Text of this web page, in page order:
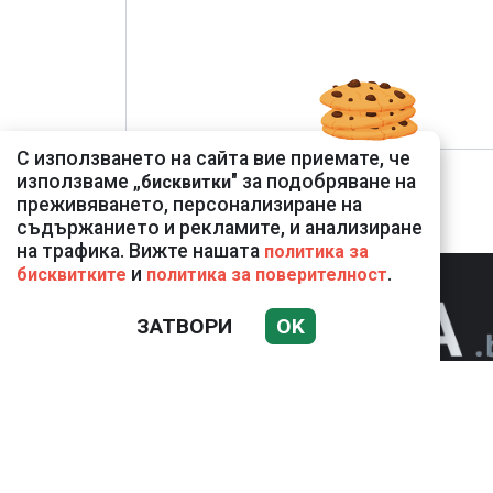
С използването на сайта вие приемате, че
използваме „бисквитки" за подобряване на
преживяването, персонализиране на
съдържанието и рекламите, и анализиране
на трафика. Вижте нашата политика за
бисквитките и политика за поверителност.
ЗАТВОРИ OK